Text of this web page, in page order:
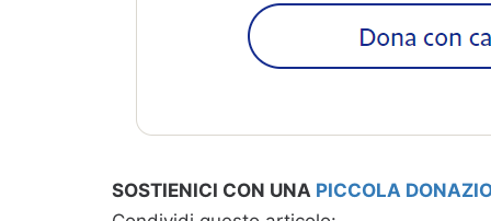
SOSTIENICI CON UNA PICCOLA